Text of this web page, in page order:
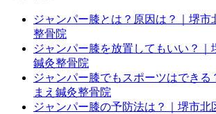
ジャンパー膝とは？原因は？｜堺市
整骨院
ジャンパー膝を放置してもいい？｜
鍼灸整骨院
ジャンパー膝でもスポーツはできる
まえ鍼灸整骨院
ジャンパー膝の予防法は？｜堺市北